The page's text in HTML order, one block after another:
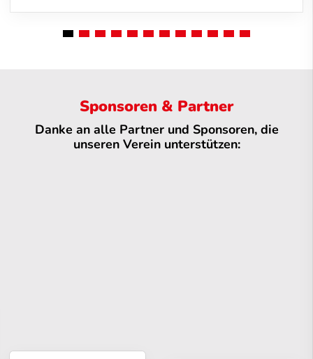
Sponsoren & Partner
Danke an alle Partner und Sponsoren, die
unseren Verein unterstützen: